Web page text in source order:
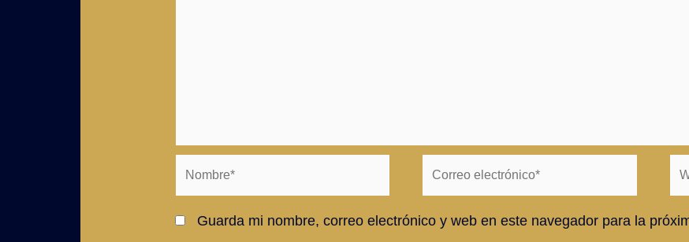
electrónico*
Guarda mi nombre, correo electrónico y web en este navegador para la